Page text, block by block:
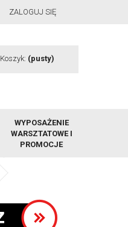
ZALOGUJ SIĘ
Koszyk: (pusty)
WYPOSAŻENIE
WARSZTATOWE I
PROMOCJE